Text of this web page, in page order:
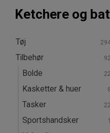
Ketchere og bat
Tøj
T-shirts & poloer
T-shirts
Langærmede T-shirts
Tanktops & singlets
Hoodies & sweatshirts
Hoodies
Sweatshirts
Træningstrøjer
Bukser & tights
Bukser
Træningsbukser
Joggingbukser
Shorts
Sweatshorts
Sokker
Tilbehør
Bolde
Boldpakker
Kasketter & huer
Bøllehat
Huer
Kasketter
Tasker
Rejsetasker
Sportshandsker